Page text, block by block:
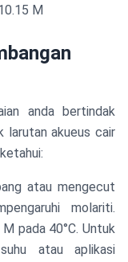
M
anda bertindak
larutan akueus cair
atau mengecut
molariti.
pada 40°C. Untuk
atau aplikasi